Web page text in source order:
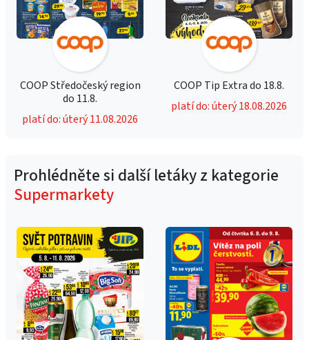
COOP Středočeský region
do 11.8.
platí do: úterý 11.08.2026
COOP Tip Extra do 18.8.
platí do: úterý 18.08.2026
Prohlédněte si další letáky z kategorie
Supermarkety